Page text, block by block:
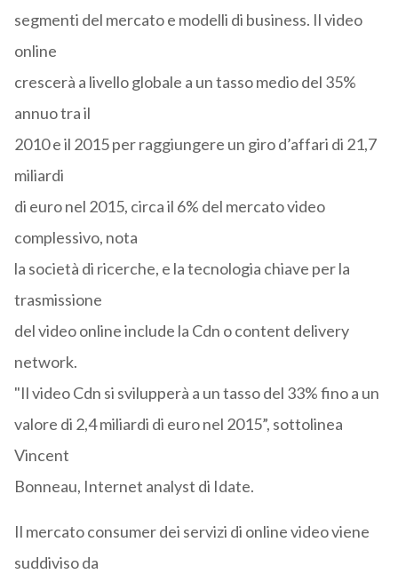
segmenti del mercato e modelli di business. Il video
online
crescerà a livello globale a un tasso medio del 35%
annuo tra il
2010 e il 2015 per raggiungere un giro d’affari di 21,7
miliardi
di euro nel 2015, circa il 6% del mercato video
complessivo, nota
la società di ricerche, e la tecnologia chiave per la
trasmissione
del video online include la Cdn o content delivery
network.
"Il video Cdn si svilupperà a un tasso del 33% fino a un
valore di 2,4 miliardi di euro nel 2015”, sottolinea
Vincent
Bonneau, Internet analyst di Idate.
Il mercato consumer dei servizi di online video viene
suddiviso da